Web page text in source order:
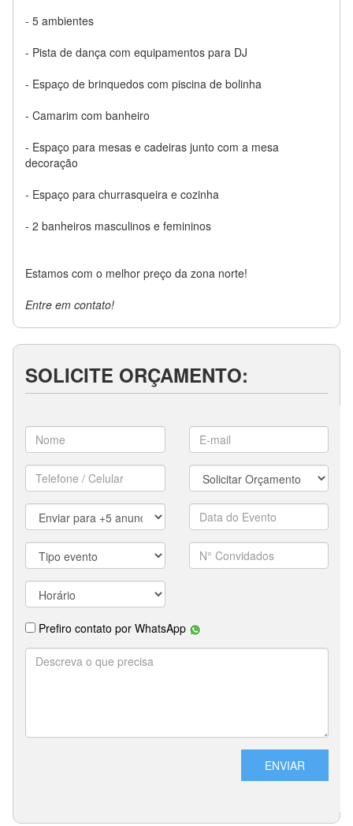
- 5 ambientes
- Pista de dança com equipamentos para DJ
- Espaço de brinquedos com piscina de bolinha
- Camarim com banheiro
- Espaço para mesas e cadeiras junto com a mesa
decoração
- Espaço para churrasqueira e cozinha
- 2 banheiros masculinos e femininos
Estamos com o melhor preço da zona norte!
Entre em contato!
SOLICITE ORÇAMENTO: